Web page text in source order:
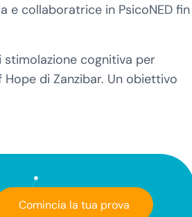
e collaboratrice in PsicoNED fin
cognitiva per
di Zanzibar. Un obiettivo
Comincia la tua prova